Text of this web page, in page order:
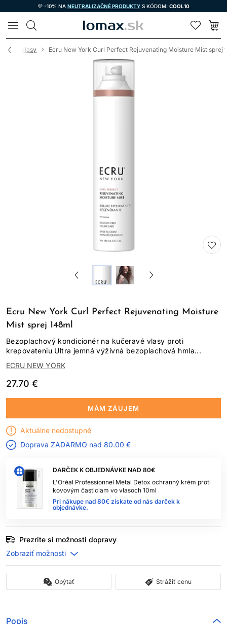
💜 -10% NA NEUTRALIZAČNÉ PRODUKTY S KÓDOM: COOL10
LOMAX
vlasy Ecru New York Curl Perfect Rejuvenating Moisture Mist sprej
Ecru New York Curl Perfect Rejuvenating Moisture
Mist sprej 148ml
Bezoplachový kondicionér na kučeravé vlasy proti
krepovateniu Ultra jemná výživná bezoplachová hmla...
ECRU NEW YORK
27.70 €
DARČEK K OBJEDNÁVKE NAD 80€
L'Oréal Professionnel Metal Detox ochranný krém proti
kovovým časticiam vo vlasoch 10ml
Pri nákupe nad 80€ získate od nás darček k
objednávke.
MÁM ZÁUJEM
Aktuálne nedostupné
Doprava ZADARMO nad 80.00 €
Prezrite si možnosti dopravy
Opýtať Strážiť cenu
Popis